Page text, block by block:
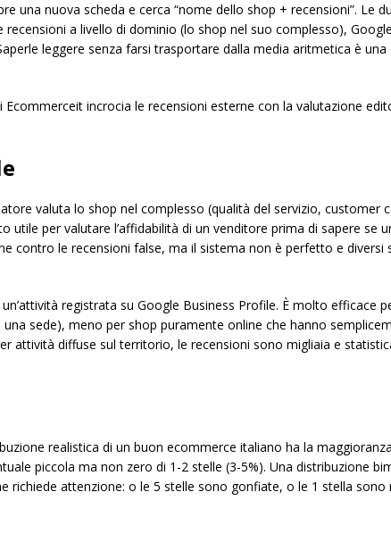
una nuova scheda e cerca “nome dello shop + recensioni”. Le
a livello di dominio (lo shop nel suo complesso),
leggere senza farsi trasportare dalla media aritmetica è
incrocia le recensioni esterne con la valutazione
valuta lo shop nel complesso (qualità del servizio, customer
per valutare l’affidabilità di un venditore prima di sapere se
contro le recensioni false, ma il sistema non è perfetto e diversi
registrata su Google Business Profile. È molto efficace
sede), meno per shop puramente online che hanno
attività diffuse sul territorio, le recensioni sono migliaia e
realistica di un buon ecommerce italiano ha la
piccola ma non zero di 1-2 stelle (3-5%). Una distribuzione
richiede attenzione: o le 5 stelle sono gonfiate, o le 1 stella sono